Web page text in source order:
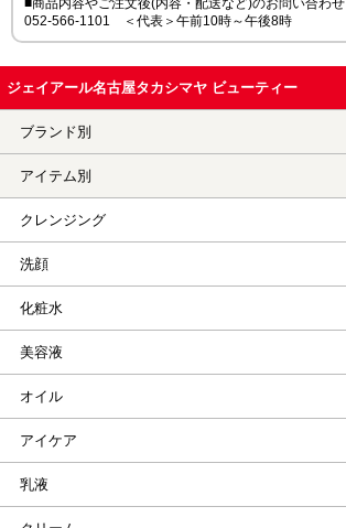
■商品内容やご注文後(内容・配送など)のお問い合わせ
052-566-1101 ＜代表＞午前10時～午後8時
ジェイアール名古屋タカシマヤ ビューティー
ブランド別
アイテム別
クレンジング
洗顔
化粧水
美容液
オイル
アイケア
乳液